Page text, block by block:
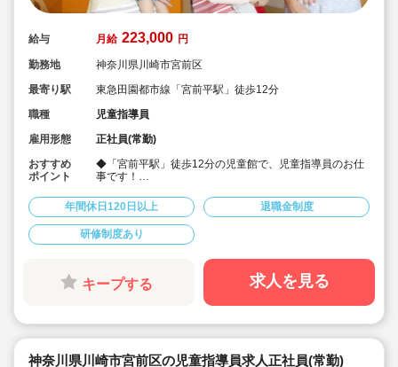
給与 月給 223,000 円
勤務地
神奈川県川崎市宮前区
最寄り駅
東急田園都市線「宮前平駅」徒歩12分
職種
児童指導員
雇用形態
正社員(常勤)
おすすめ
ポイント
◆「宮前平駅」徒歩12分の児童館で、児童指導員のお仕
事です！
◆保育士・教員免許・社会福祉士のいずれかの資格をお
持ちの方対象！
◆月給223,000円～！/賞与年2回、昇給もあり♪
◆シフト制で週休2日以上！年間休日120日で、しっかり
◆産前産後休暇、育児休業、慶弔休暇あり
◆介護休暇や看護休暇、育児期間中は短時間勤務もOK！
ライフステージの変化に合わせて働きやすい！
◆交通費支給あり(上限:3万円）
◆誕生日お祝い品（規程あり）/永年勤続表彰/マラソン・
テニス・バスケ等の部活動に参加することも出来ます。
年間休日120日以上 退職金制度
研修制度あり
キープする 求人を見る
神奈川県川崎市宮前区の児童指導員求人正社員(常勤)